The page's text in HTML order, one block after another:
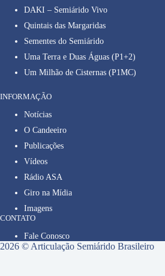
DAKI – Semiárido Vivo
Quintais das Margaridas
Sementes do Semiárido
Uma Terra e Duas Águas (P1+2)
Um Milhão de Cisternas (P1MC)
INFORMAÇÃO
Notícias
O Candeeiro
Publicações
Vídeos
Rádio ASA
Giro na Mídia
Imagens
CONTATO
Fale Conosco
2026 © Articulação Semiárido Brasileiro